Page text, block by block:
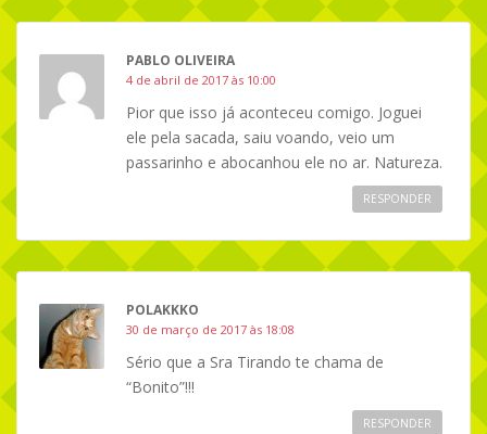
PABLO OLIVEIRA
4 de abril de 2017 às 10:00
Pior que isso já aconteceu comigo. Joguei
ele pela sacada, saiu voando, veio um
passarinho e abocanhou ele no ar. Natureza.
RESPONDER
POLAKKKO
30 de março de 2017 às 18:08
Sério que a Sra Tirando te chama de
“Bonito”!!!
RESPONDER